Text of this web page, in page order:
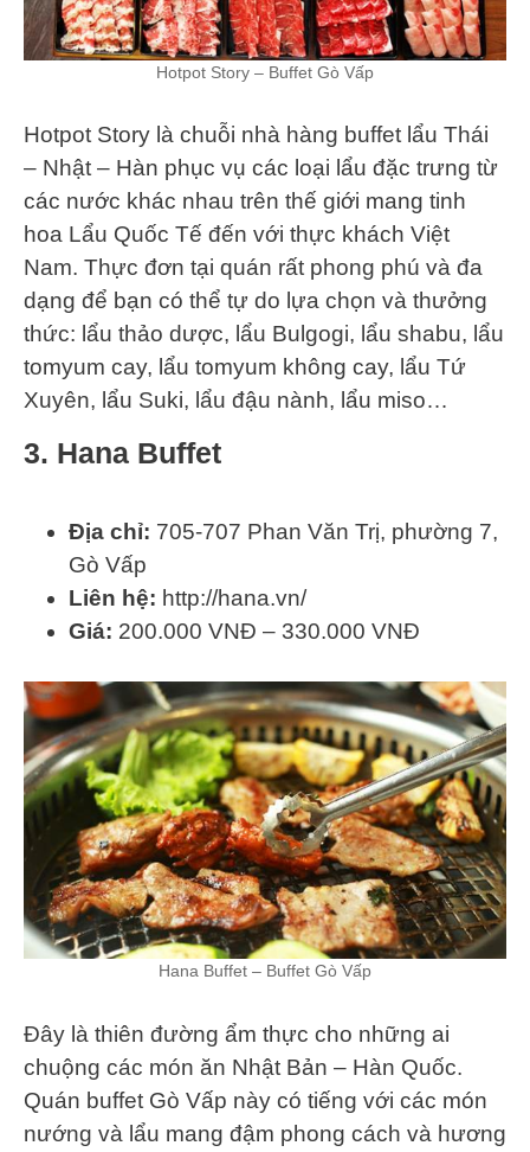
Hotpot Story – Buffet Gò Vấp
Hotpot Story là chuỗi nhà hàng buffet lẩu Thái
– Nhật – Hàn phục vụ các loại lẩu đặc trưng từ
các nước khác nhau trên thế giới mang tinh
hoa Lẩu Quốc Tế đến với thực khách Việt
Nam. Thực đơn tại quán rất phong phú và đa
dạng để bạn có thể tự do lựa chọn và thưởng
thức: lẩu thảo dược, lẩu Bulgogi, lẩu shabu, lẩu
tomyum cay, lẩu tomyum không cay, lẩu Tứ
Xuyên, lẩu Suki, lẩu đậu nành, lẩu miso…
3. Hana Buffet
Địa chỉ: 705-707 Phan Văn Trị, phường 7,
Gò Vấp
Liên hệ: http://hana.vn/
Giá: 200.000 VNĐ – 330.000 VNĐ
Hana Buffet – Buffet Gò Vấp
Đây là thiên đường ẩm thực cho những ai
chuộng các món ăn Nhật Bản – Hàn Quốc.
Quán buffet Gò Vấp này có tiếng với các món
nướng và lẩu mang đậm phong cách và hương